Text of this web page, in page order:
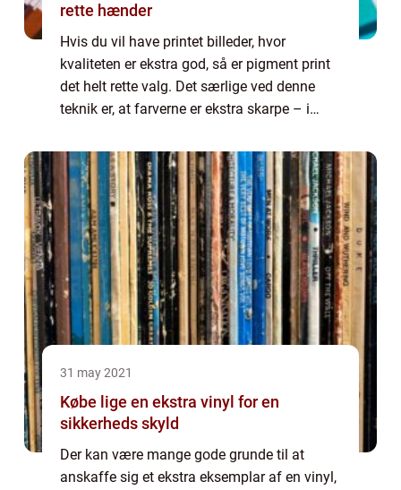
rette hænder
Hvis du vil have printet billeder, hvor
kvaliteten er ekstra god, så er pigment print
det helt rette valg. Det særlige ved denne
teknik er, at farverne er ekstra skarpe – i
metoder, der kan printes på....
31 may 2021
Købe lige en ekstra vinyl for en
sikkerheds skyld
Der kan være mange gode grunde til at
anskaffe sig et ekstra eksemplar af en vinyl,